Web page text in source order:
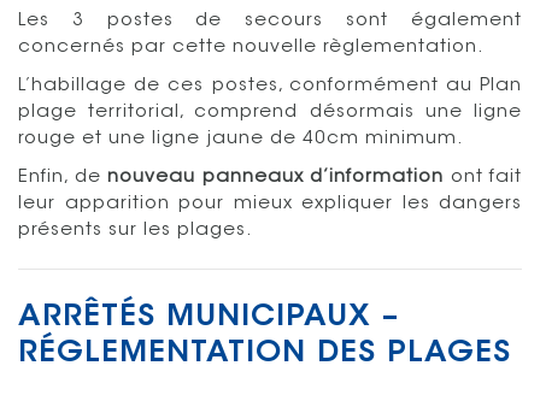
Les 3 postes de secours sont également
concernés par cette nouvelle règlementation.
L’habillage de ces postes, conformément au Plan
plage territorial, comprend désormais une ligne
rouge et une ligne jaune de 40cm minimum.
Enfin, de nouveau panneaux d’information ont fait
leur apparition pour mieux expliquer les dangers
présents sur les plages.
ARRÊTÉS MUNICIPAUX –
RÉGLEMENTATION DES PLAGES